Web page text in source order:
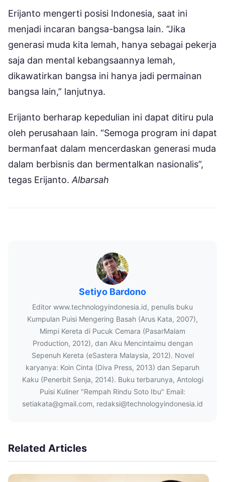
Erijanto mengerti posisi Indonesia, saat ini
menjadi incaran bangsa-bangsa lain. “Jika
generasi muda kita lemah, hanya sebagai pekerja
saja dan mental kebangsaannya lemah,
dikawatirkan bangsa ini hanya jadi permainan
bangsa lain,” lanjutnya.
Erijanto berharap kepedulian ini dapat ditiru pula
oleh perusahaan lain. “Semoga program ini dapat
bermanfaat dalam mencerdaskan generasi muda
dalam berbisnis dan bermentalkan nasionalis”,
tegas Erijanto. Albarsah
Setiyo Bardono
Editor www.technologyindonesia.id, penulis buku
Kumpulan Puisi Mengering Basah (Arus Kata, 2007),
Mimpi Kereta di Pucuk Cemara (PasarMalam
Production, 2012), dan Aku Mencintaimu dengan
Sepenuh Kereta (eSastera Malaysia, 2012). Novel
karyanya: Koin Cinta (Diva Press, 2013) dan Separuh
Kaku (Penerbit Senja, 2014). Buku terbarunya, Antologi
Puisi Kuliner "Rempah Rindu Soto Ibu" Email:
setiakata@gmail.com, redaksi@technologyindonesia.id
Related Articles